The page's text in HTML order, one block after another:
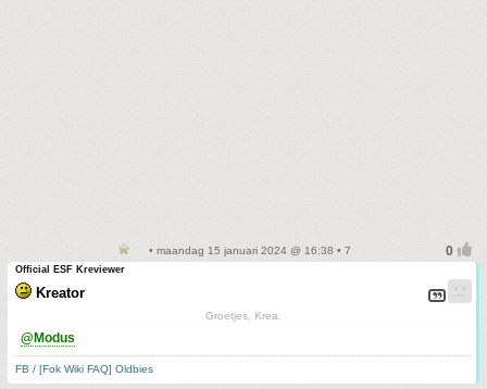
• maandag 15 januari 2024 @ 16:38 • 7
Official ESF Kreviewer
Kreator
Groetjes, Krea.
@Modus
FB / [Fok Wiki FAQ] Oldbies